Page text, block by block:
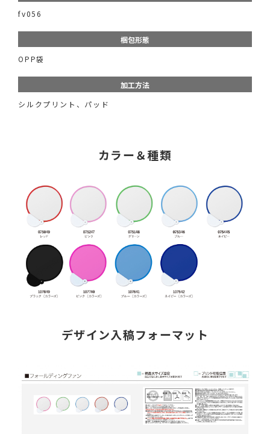
fv056
梱包形態
OPP袋
加工方法
シルクプリント、パッド
カラー＆種類
デザイン入稿フォーマット